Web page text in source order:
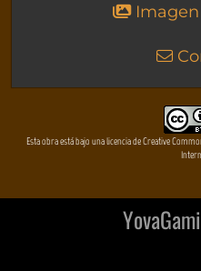
Imagen
Esta obra está bajo una licencia de Creative